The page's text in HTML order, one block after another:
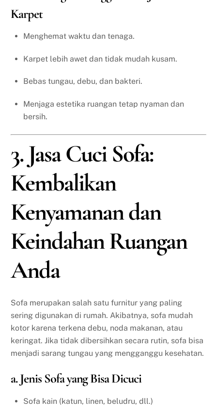
Karpet
Menghemat waktu dan tenaga.
Karpet lebih awet dan tidak mudah kusam.
Bebas tungau, debu, dan bakteri.
Menjaga estetika ruangan tetap nyaman dan
bersih.
3. Jasa Cuci Sofa:
Kembalikan
Kenyamanan dan
Keindahan Ruangan
Anda
Sofa merupakan salah satu furnitur yang paling
sering digunakan di rumah. Akibatnya, sofa mudah
kotor karena terkena debu, noda makanan, atau
keringat. Jika tidak dibersihkan secara rutin, sofa bisa
menjadi sarang tungau yang mengganggu kesehatan.
a. Jenis Sofa yang Bisa Dicuci
Sofa kain (katun, linen, beludru, dll.)